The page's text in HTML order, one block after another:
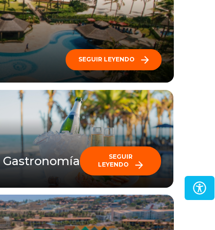
SEGUIR LEYENDO
Gastronomía
SEGUIR
LEYENDO